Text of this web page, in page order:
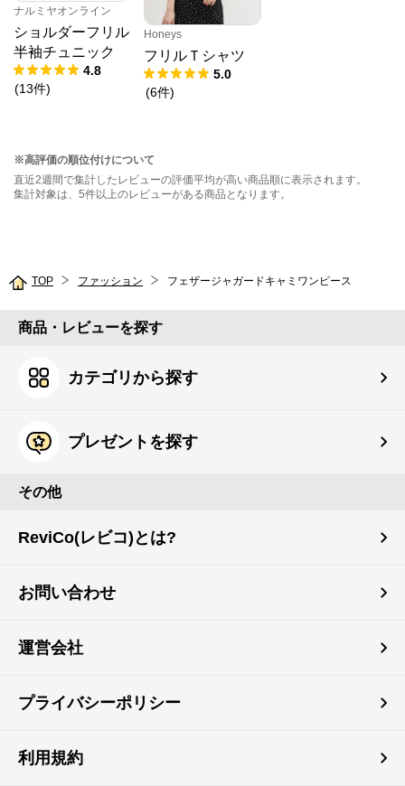
ナルミヤオンライン
ショルダーフリル
半袖チュニック
4.8
(13件)
Honeys
フリルＴシャツ
5.0
(6件)
※高評価の順位付けについて
直近2週間で集計したレビューの評価平均が高い商品順に表示されます。
集計対象は、5件以上のレビューがある商品となります。
TOP ファッション フェザージャガードキャミワンピース
商品・レビューを探す
カテゴリから探す
プレゼントを探す
その他
ReviCo(レビコ)とは?
お問い合わせ
運営会社
プライバシーポリシー
利用規約